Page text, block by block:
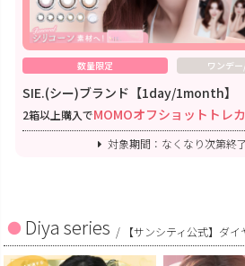
数量限定 ワンデ
SIE.(シー)ブランド【1day/1month】
2箱以上購入でMOMOオフショットトレ
対象期間：なくなり次第終了
Diya series / 【サンシティ公式】ダ